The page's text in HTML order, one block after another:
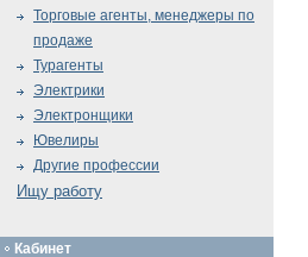
Торговые агенты, менеджеры по
продаже
Турагенты
Электрики
Электронщики
Ювелиры
Другие профессии
Ищу работу
Кабинет